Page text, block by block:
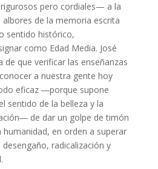
pero cordiales— a la
de la memoria escrita
sentido histórico,
como Edad Media. José
de que verificar las enseñanzas
a nuestra gente hoy
eficaz ―porque supone
sentido de la belleza y la
de dar un golpe de timón
humanidad, en orden a superar
radicalización y